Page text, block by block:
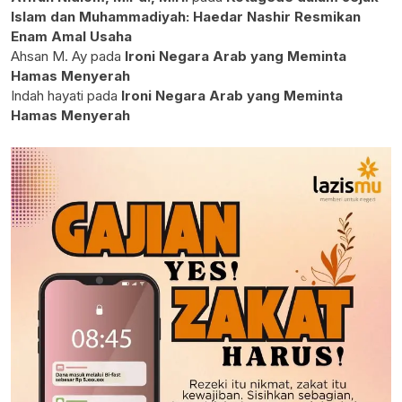
Islam dan Muhammadiyah: Haedar Nashir Resmikan
Enam Amal Usaha
Ahsan M. Ay pada Ironi Negara Arab yang Meminta
Hamas Menyerah
Indah hayati pada Ironi Negara Arab yang Meminta
Hamas Menyerah